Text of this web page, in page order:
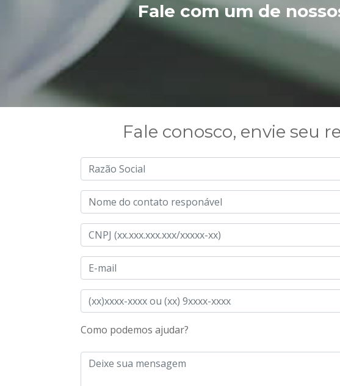
Fale com um de
Fale conosco, envie seu
Como podemos ajudar?